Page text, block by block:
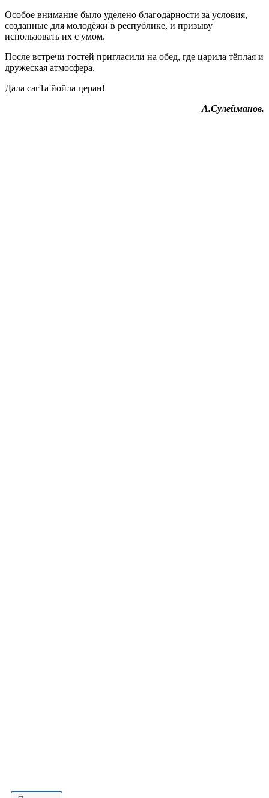
Особое внимание было уделено благодарности за условия,
созданные для молодёжи в республике, и призыву
использовать их с умом.
После встречи гостей пригласили на обед, где царила тёплая и
дружеская атмосфера.
Дала саг1а йойла церан!
А.Сулейманов.